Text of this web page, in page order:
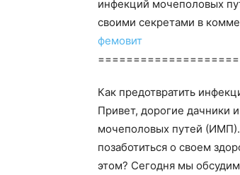
инфекций мочеполовых
своими секретами в
фемовит
Как предотвратить
Привет, дорогие дачники
мочеполовых путей (ИМП).
позаботиться о своем
этом? Сегодня мы